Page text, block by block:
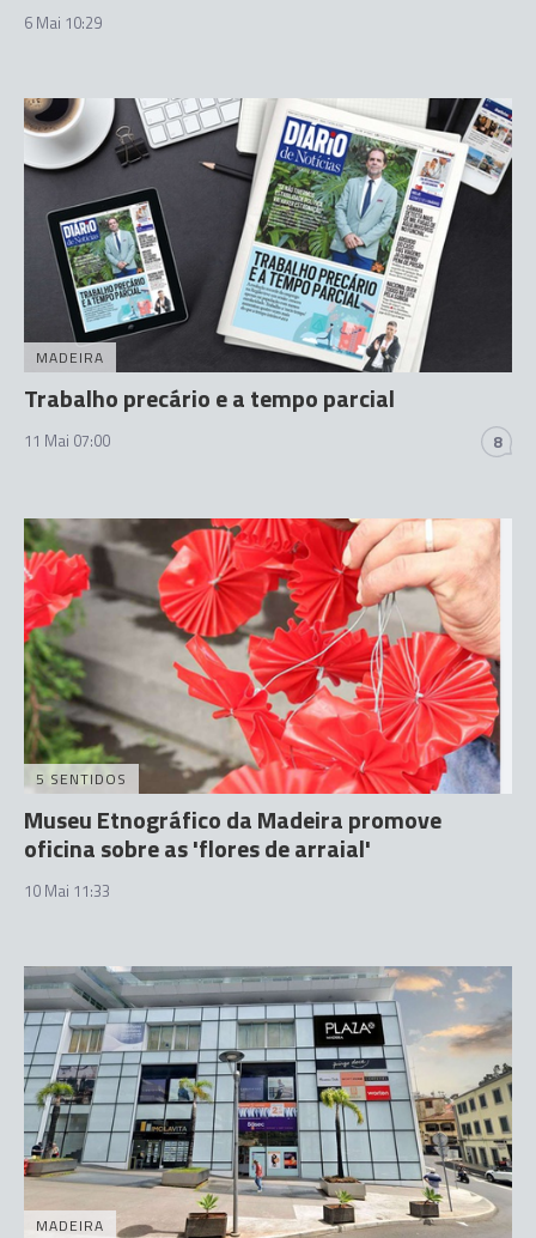
6 Mai 10:29
MADEIRA
Trabalho precário e a tempo parcial
11 Mai 07:00 8
5 SENTIDOS
Museu Etnográfico da Madeira promove
oficina sobre as 'flores de arraial'
10 Mai 11:33
MADEIRA